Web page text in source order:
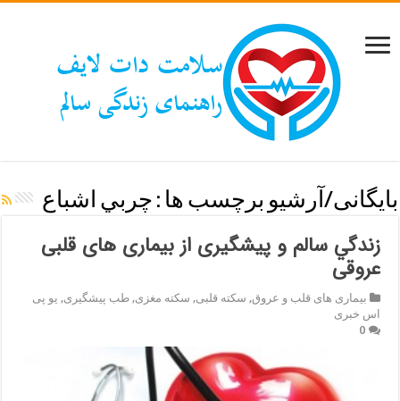
بایگانی/آرشیو برچسب ها : چربي اشباع
زندگي سالم و پیشگیری از بیماری های قلبی
عروقی
بیماری های قلب و عروق, سکته قلبی, سکته مغزی,طب پیشگیری, یو پی
اس خبری
0